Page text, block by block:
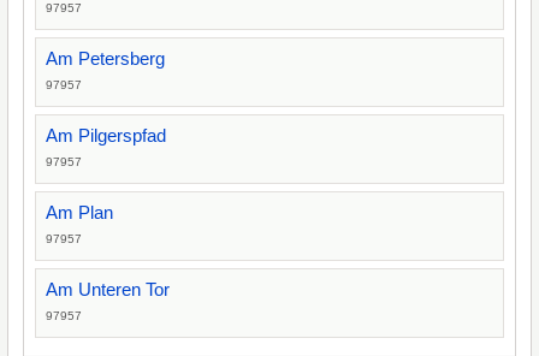
97957
Am Petersberg
97957
Am Pilgerspfad
97957
Am Plan
97957
Am Unteren Tor
97957